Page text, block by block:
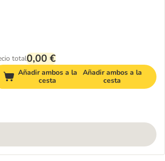
total0,00 €
Añadir ambos a la
cesta
Añadir ambos a la
cesta